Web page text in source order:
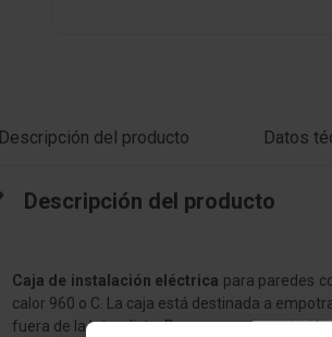
Descripción del producto Datos
Descripción del producto
Caja de instalación eléctrica para paredes
calor 960 o C. La caja está destinada a
fuera de la lata y listo. Para una mejor